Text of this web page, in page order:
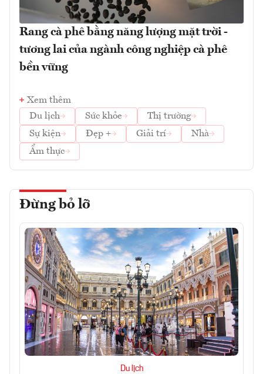
Rang cà phê bằng năng lượng mặt trời -
tương lai của ngành công nghiệp cà phê
bền vững
Xem thêm
Du lịch
Sức khỏe
Thị trường
Sự kiện
Đẹp + Giải trí
Nhà
Ẩm thực
Đừng bỏ lỡ
Du lịch